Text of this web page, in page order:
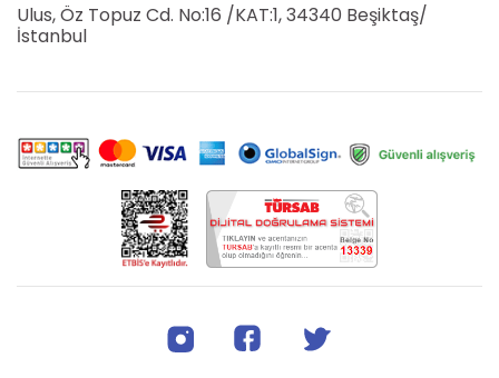
Ulus, Öz Topuz Cd. No:16 /KAT:1, 34340 Beşiktaş/
İstanbul